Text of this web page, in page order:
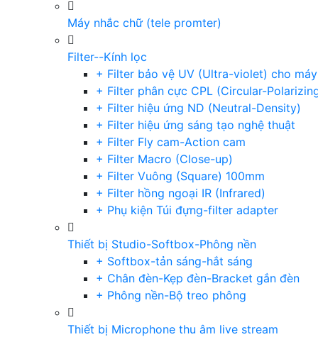
Máy nhắc chữ (tele promter)
Filter--Kính lọc
+ Filter bảo vệ UV (Ultra-violet) cho
+ Filter phân cực CPL (Circular-
+ Filter hiệu ứng ND (Neutral-Density)
+ Filter hiệu ứng sáng tạo nghệ thuật
+ Filter Fly cam-Action cam
+ Filter Macro (Close-up)
+ Filter Vuông (Square) 100mm
+ Filter hồng ngoại IR (Infrared)
+ Phụ kiện Túi đựng-filter adapter
Thiết bị Studio-Softbox-Phông nền
+ Softbox-tản sáng-hắt sáng
+ Chân đèn-Kẹp đèn-Bracket gắn đèn
+ Phông nền-Bộ treo phông
Thiết bị Microphone thu âm live stream